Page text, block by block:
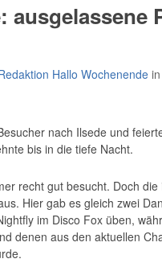
ausgelassene
Hallo Wochenende
nach Ilsede und
bis in die tiefe Nacht.
recht gut besucht. Doch
Hier gab es gleich zwei
im Disco Fox üben,
denen aus den aktuellen